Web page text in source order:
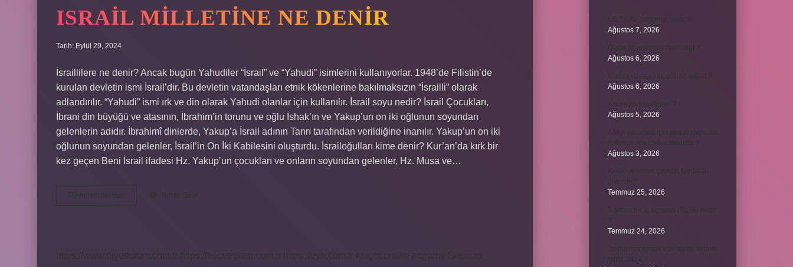
ISRAIL MILLETINE NE DENIR
Tarih: Eylül 29, 2024
İsraillilere ne denir? Ancak bugün Yahudiler “İsrail” ve “Yahudi” isimlerini kullanıyorlar. 1948’de Filistin’de
kurulan devletin ismi İsrail’dir. Bu devletin vatandaşları etnik kökenlerine bakılmaksızın “İsrailli” olarak
adlandırılır. “Yahudi” ismi ırk ve din olarak Yahudi olanlar için kullanılır. İsrail soyu nedir? İsrail Çocukları,
İbrani din büyüğü ve atasının, İbrahim’in torunu ve oğlu İshak’ın ve Yakup’un on iki oğlunun soyundan
gelenlerin adıdır. İbrahimî dinlerde, Yakup’a İsrail adının Tanrı tarafından verildiğine inanılır. Yakup’un on iki
oğlunun soyundan gelenler, İsrail’in On İki Kabilesini oluşturdu. İsrailoğulları kime denir? Kur’an’da kırk bir
kez geçen Beni İsrail ifadesi Hz. Yakup’un çocukları ve onların soyundan gelenler, Hz. Musa ve…
Ağustos 7, 2026
Ağustos 6, 2026
Ağustos 6, 2026
Ağustos 5, 2026
Ağustos 3, 2026
Temmuz 25, 2026
Temmuz 24, 2026